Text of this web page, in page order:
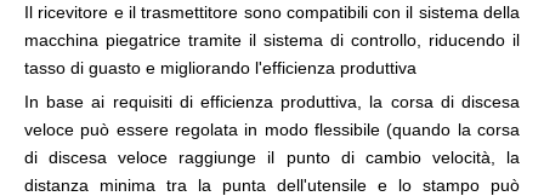
Il ricevitore e il trasmettitore sono compatibili con il sistema della
macchina piegatrice tramite il sistema di controllo, riducendo il
tasso di guasto e migliorando l'efficienza produttiva
In base ai requisiti di efficienza produttiva, la corsa di discesa
veloce può essere regolata in modo flessibile (quando la corsa
di discesa veloce raggiunge il punto di cambio velocità, la
distanza minima tra la punta dell'utensile e lo stampo può